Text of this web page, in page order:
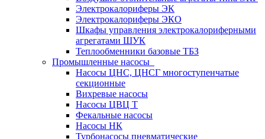
Электрокалориферы ЭК
Электрокалориферы ЭКО
Шкафы управления электрокалориферными
агрегатами ШУК
Теплообменники базовые ТБЗ
Промышленные насосы
Насосы ЦНС, ЦНСГ многоступенчатые
секционные
Вихревые насосы
Насосы ЦВЦ Т
Фекальные насосы
Насосы НК
Турбонасосы пневматические